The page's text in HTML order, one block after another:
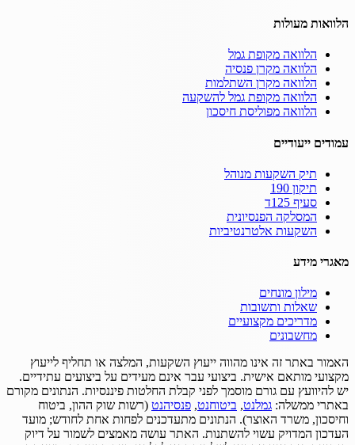
הלוואות מעולות
הלוואה מקופת גמל
הלוואה מקרן פנסיה
הלוואה מקרן השתלמות
הלוואה מקופת גמל להשקעה
הלוואה מפוליסת חיסכון
עמודים ייעודיים
תיק השקעות מנוהל
תיקון 190
סעיף 125ד
המסלקה הפנסיונית
השקעות אלטרנטיביות
מאגרי מידע
מילון מונחים
שאלות ותשובות
מדריכים מקצועיים
מחשבונים
האמור באתר זה אינו מהווה ייעוץ השקעות, המלצה או תחליף לייעוץ
מקצועי מותאם אישית. ביצועי עבר אינם מעידים על ביצועים עתידיים.
יש להיוועץ עם גורם מוסמך לפני קבלת החלטות פיננסיות. הנתונים מקורם
באתרי ממשלה: גמלנט, ביטוחנט, פנסיהנט (רשות שוק ההון, ביטוח
וחיסכון, משרד האוצר). הנתונים מתעדכנים לפחות אחת לחודש; מועד
העדכון המדויק עשוי להשתנות. האתר עושה מאמצים לשמור על דיוק